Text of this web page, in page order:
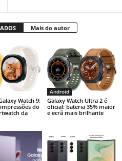
Mais do autor
Watch 9:
do
da
Android
Galaxy Watch Ultra 2 é
oficial: bateria 35% maior
e ecrã mais brilhante